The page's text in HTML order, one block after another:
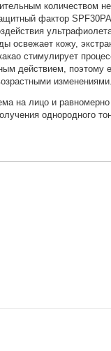
количеством
фактор
освежает кожу,
стимулирует
действием, поэтому
изменениями.
на лицо и
однородного